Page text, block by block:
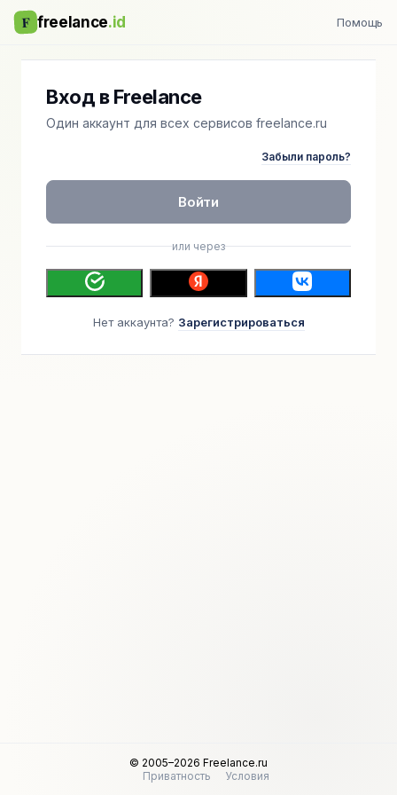
F freelance.id Помощь
Вход в Freelance
Один аккаунт для всех сервисов freelance.ru
Забыли пароль?
Войти
или через
Нет аккаунта? Зарегистрироваться
© 2005–2026 Freelance.ru
Приватность
Условия